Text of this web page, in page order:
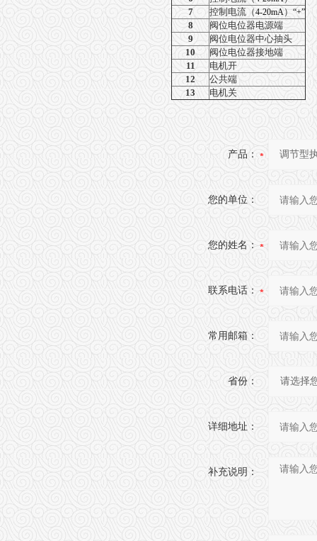
7 控制电流（4-20mA）“+”
8
阀位电位器电源端
9
阀位电位器中心抽头
10
阀位电位器接地端
11
电机开
12
公共端
13
电机关
产品：
您的单位：
您的姓名：
联系电话：
常用邮箱：
省份：
详细地址：
补充说明：